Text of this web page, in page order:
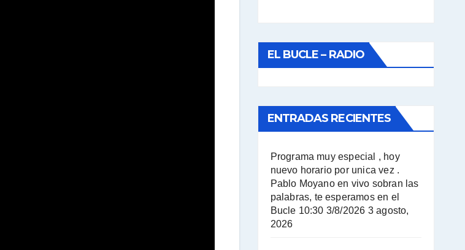
EL BUCLE – RADIO
ENTRADAS RECIENTES
Programa muy especial , hoy
nuevo horario por unica vez .
Pablo Moyano en vivo sobran las
palabras, te esperamos en el
Bucle 10:30 3/8/2026 3 agosto,
2026